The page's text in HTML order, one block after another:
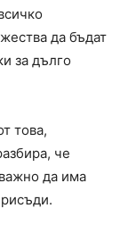
да бъдат
за дълго
това,
че
да има